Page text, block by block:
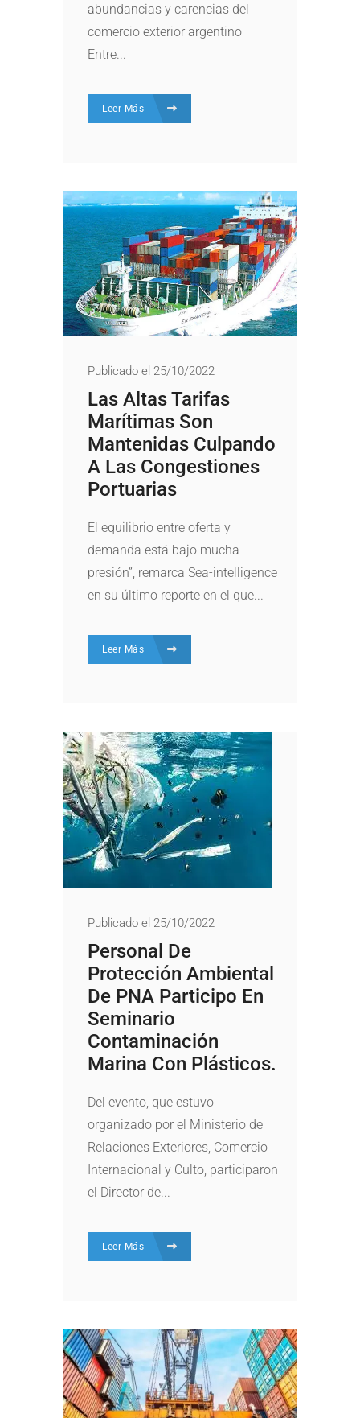
abundancias y carencias del
comercio exterior argentino
Entre...
Leer Más
Publicado el 25/10/2022
Las Altas Tarifas
Marítimas Son
Mantenidas Culpando
A Las Congestiones
Portuarias
El equilibrio entre oferta y
demanda está bajo mucha
presión”, remarca Sea-intelligence
en su último reporte en el que...
Leer Más
Publicado el 25/10/2022
Personal De
Protección Ambiental
De PNA Participo En
Seminario
Contaminación
Marina Con Plásticos.
Del evento, que estuvo
organizado por el Ministerio de
Relaciones Exteriores, Comercio
Internacional y Culto, participaron
el Director de...
Leer Más